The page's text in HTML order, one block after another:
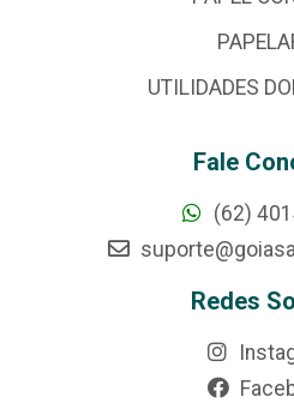
UTILIDADES
Fale
(62)
Redes